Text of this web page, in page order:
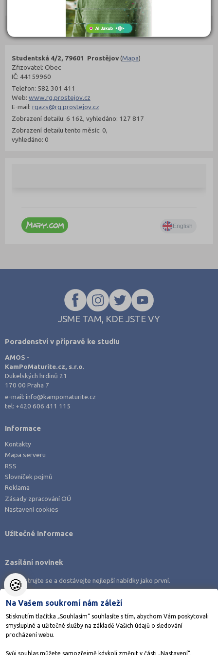
Objednat
Studentská 4/2, 79601 Prostějov(Mapa)
Zřizovatel: Obec
IČ: 44159960
Telefon: 582 301 411
Web: www.rg.prostejov.cz
E-mail: rgazs@rg.prostejov.cz
Zobrazení detailu: 6 162, vyhledáno: 127 817
Zobrazení detailu tento měsíc: 0,
vyhledáno: 0
JSME TAM, KDE JSTE VY
Poradenství v přípravě ke studiu
AMOS -
KamPoMaturite.cz, s.r.o.
Dukelských hrdinů 21
170 00 Praha 7
e-mail:info@kampomaturite.cz
tel: +420 606 411 115
Informace
Kontakty
Mapa serveru
RSS
Slovníček pojmů
Reklama
Zásady zpracování OÚ
Nastavení cookies
Stáhněte si aplikaci Adresář škol
Užitečné informace
Zasílání novinek
Zaregistrujte se a dostávejte nejlepší nabídky jako první.
🍪
Na Vašem soukromí nám záleží
Stisknutím tlačítka „Souhlasím“ souhlasíte s tím, abychom Vám poskytovali
smysluplné a užitečné služby na základě Vašich údajů o sledování
procházení webu.
Svůj souhlas můžete samozřejmě kdykoli změnit v části „Nastavení“.